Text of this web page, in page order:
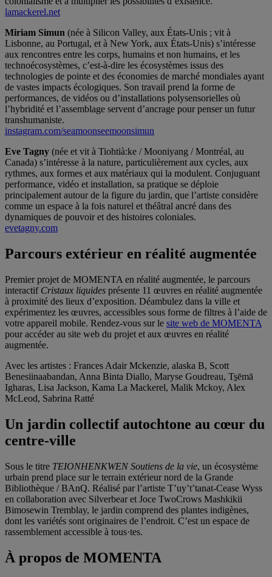
lamackerel.net
Miriam Simun (née à Silicon Valley, aux États-Unis ; vit à
Lisbonne, au Portugal, et à New York, aux États-Unis) s’intéresse
aux rencontres entre les corps, humains et non humains, et les
technoécosystèmes, c’est-à-dire les écosystèmes issus des
technologies de pointe et des économies de marché mondiales ayant
de vastes impacts écologiques. Son travail prend la forme de
performances, de vidéos ou d’installations polysensorielles où
l’hybridité et l’assemblage servent d’ancrage pour penser un futur
transhumaniste.
instagram.com/seamoonseemoonsimun
Eve Tagny (née et vit à Tiohtià:ke / Mooniyang / Montréal, au
Canada) s’intéresse à la nature, particulièrement aux cycles, aux
rythmes, aux formes et aux matériaux qui la modulent. Conjuguant
performance, vidéo et installation, sa pratique se déploie
principalement autour de la figure du jardin, que l’artiste considère
comme un espace à la fois naturel et théâtral ancré dans des
dynamiques de pouvoir et des histoires coloniales.
evetagny.com
Parcours extérieur en réalité augmentée
Premier projet de MOMENTA en réalité augmentée, le parcours
interactif Cristaux liquides présente 11 œuvres en réalité augmentée
à proximité des lieux d’exposition. Déambulez dans la ville et
expérimentez les œuvres, accessibles sous forme de filtres à l’aide de
votre appareil mobile. Rendez-vous sur le site web de MOMENTA
pour accéder au site web du projet et aux œuvres en réalité
augmentée.
Avec les artistes : Frances Adair Mckenzie, alaska B, Scott
Benesiinaabandan, Anna Binta Diallo, Maryse Goudreau, Ts̱ēmā
Igharas, Lisa Jackson, Kama La Mackerel, Malik Mckoy, Alex
McLeod, Sabrina Ratté
Un jardin collectif autochtone au cœur du
centre-ville
Sous le titre TEIONHENKWEN Soutiens de la vie, un écosystème
urbain prend place sur le terrain extérieur nord de la Grande
Bibliothèque / BAnQ. Réalisé par l’artiste T’uy’t’tanat-Cease Wyss
en collaboration avec Silverbear et Joce TwoCrows Mashkikii
Bimosewin Tremblay, le jardin comprend des plantes indigènes,
dont les variétés sont originaires de l’endroit. C’est un espace de
rassemblement accessible à tous·tes.
À propos de MOMENTA